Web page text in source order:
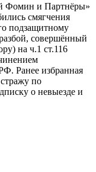
Фомин и Партнёры»
смягчения
подзащитному
совершённый
на ч.1 ст.116
Ранее избранная
по
о невыезде и